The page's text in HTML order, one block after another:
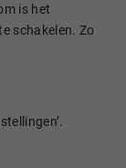
is het
schakelen. Zo